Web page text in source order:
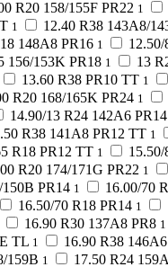
R20 158/155F PR22 1
1 12.40 R38 143A8/
148A8 PR16 1
156/153K PR18 1 13
13.60 R38 PR10 TT 1
R20 168/165K PR24 1
14.90/13 R24 142A6 PR14
R38 141A8 PR12 TT 1
R18 PR12 TT 1
R20 174/171G PR22 1
PR14 1 16.00/70
16.50/70 R18 PR14 1
16.90 R30 137A8 PR8 1
TL 1 16.90 R38
159B 1 17.50 R24